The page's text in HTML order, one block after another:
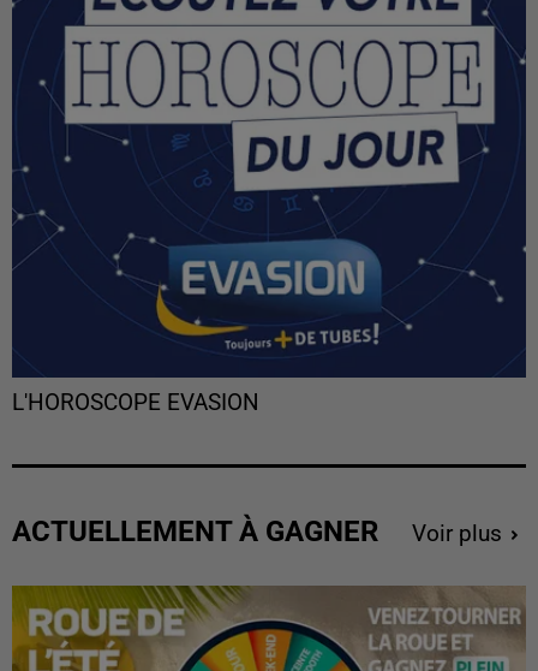
L'HOROSCOPE EVASION
ACTUELLEMENT À GAGNER Voir plus